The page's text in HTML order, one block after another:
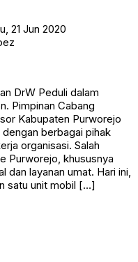
21 Jun 2020
DrW Peduli dalam
Pimpinan Cabang
Kabupaten Purworejo
berbagai pihak
organisasi. Salah
Purworejo, khususnya
dan layanan umat. Hari ini,
satu unit mobil […]